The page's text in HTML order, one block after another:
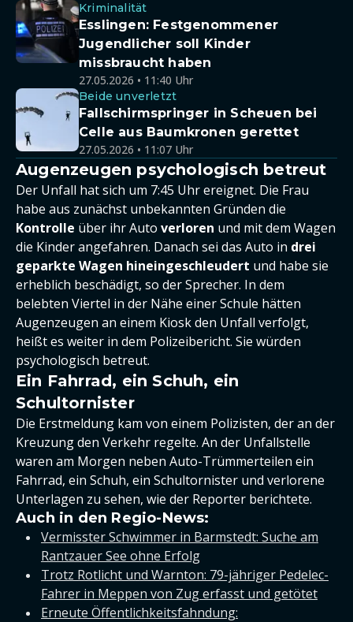
Kriminalität
Esslingen: Festgenommener
Jugendlicher soll Kinder
missbraucht haben
27.05.2026 • 11:40 Uhr
Beide unverletzt
Fallschirmspringer in Scheuen bei
Celle aus Baumkronen gerettet
27.05.2026 • 11:07 Uhr
Augenzeugen psychologisch betreut
Der Unfall hat sich um 7:45 Uhr ereignet. Die Frau
habe aus zunächst unbekannten Gründen die
Kontrolle über ihr Auto verloren und mit dem Wagen
die Kinder angefahren. Danach sei das Auto in drei
geparkte Wagen hineingeschleudert und habe sie
erheblich beschädigt, so der Sprecher. In dem
belebten Viertel in der Nähe einer Schule hätten
Augenzeugen an einem Kiosk den Unfall verfolgt,
heißt es weiter in dem Polizeibericht. Sie würden
psychologisch betreut.
Ein Fahrrad, ein Schuh, ein
Schultornister
Die Erstmeldung kam von einem Polizisten, der an der
Kreuzung den Verkehr regelte. An der Unfallstelle
waren am Morgen neben Auto-Trümmerteilen ein
Fahrrad, ein Schuh, ein Schultornister und verlorene
Unterlagen zu sehen, wie der Reporter berichtete.
Auch in den Regio-News:
Vermisster Schwimmer in Barmstedt: Suche am
Rantzauer See ohne Erfolg
Trotz Rotlicht und Warnton: 79-jähriger Pedelec-
Fahrer in Meppen von Zug erfasst und getötet
Erneute Öffentlichkeitsfahndung: